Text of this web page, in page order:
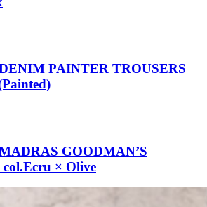
PAINTER TROUSERS
GOODMAN’S
× Olive